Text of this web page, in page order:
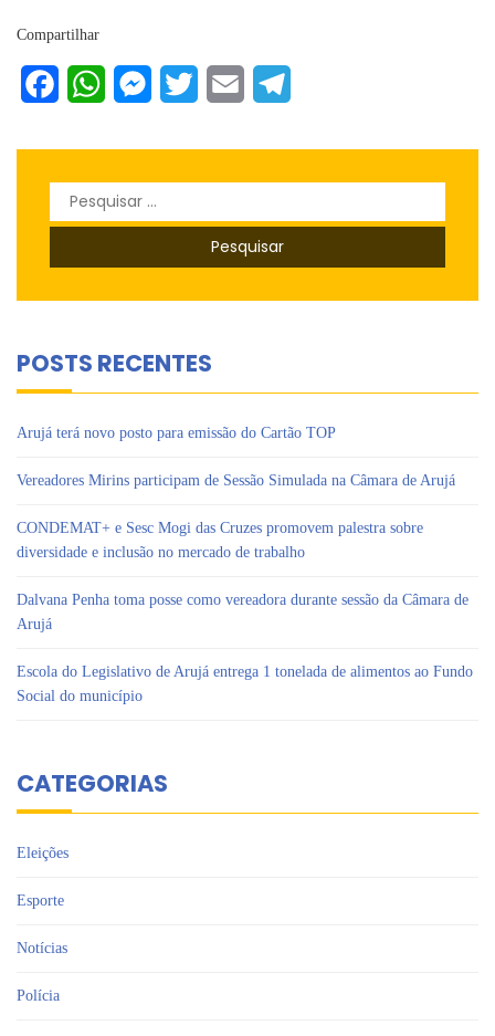
Compartilhar
FacebookWhatsAppMessenger
Twitter Email
Pesquisar
POSTS RECENTES
Arujá terá novo posto para emissão do Cartão TOP
Vereadores Mirins participam de Sessão Simulada na Câmara de Arujá
CONDEMAT+ e Sesc Mogi das Cruzes promovem palestra sobre
diversidade e inclusão no mercado de trabalho
Dalvana Penha toma posse como vereadora durante sessão da Câmara de
Arujá
Escola do Legislativo de Arujá entrega 1 tonelada de alimentos ao Fundo
Social do município
CATEGORIAS
Eleições
Esporte
Notícias
Polícia